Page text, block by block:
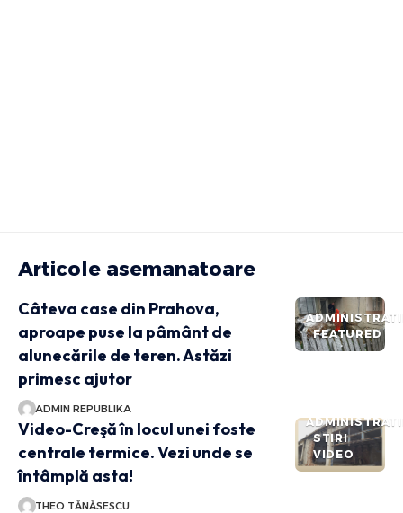
Articole asemanatoare
FEATURED
Câteva case din Prahova,
aproape puse la pâmânt de
alunecările de teren. Astăzi
primesc ajutor
ADMIN REPUBLIKA
STIRI
VIDEO
Video-Creşă în locul unei foste
centrale termice. Vezi unde se
întâmplă asta!
THEO TĂNĂSESCU